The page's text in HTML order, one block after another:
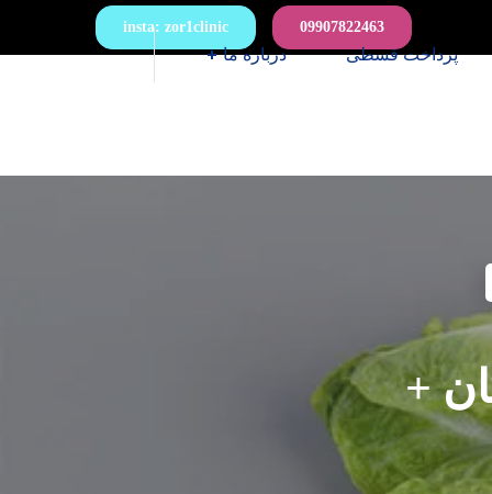
09907822463
insta: zor1clinic
پرداخت قسطی درباره ما
+